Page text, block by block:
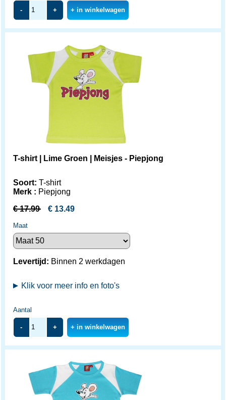
- + + in winkelwagen
T-shirt | Lime Groen | Meisjes - Piepjong
Soort: T-shirt
Merk : Piepjong
€17.99 € 13.49
Maat
Levertijd: Binnen 2 werkdagen
Klik voor meer info en foto's
Aantal
- + + in winkelwagen